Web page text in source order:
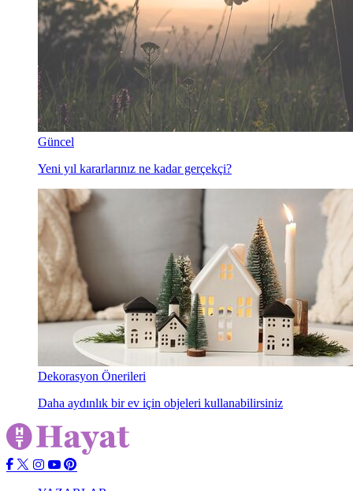
Güncel
Yeni yıl kararlarınız ne kadar gerçekçi?
Dekorasyon Önerileri
Daha aydınlık bir ev için objeleri kullanabilirsiniz